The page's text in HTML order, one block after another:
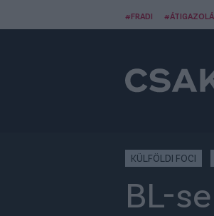
#FRADI
KÜLFÖLDI FOCI
BL-